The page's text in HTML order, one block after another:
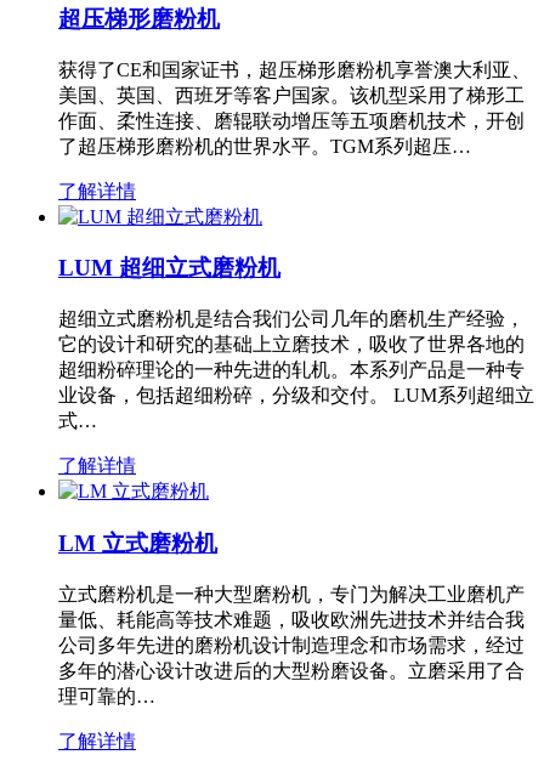
超压梯形磨粉机
获得了CE和国家证书，超压梯形磨粉机享誉澳大利亚、
美国、英国、西班牙等客户国家。该机型采用了梯形工
作面、柔性连接、磨辊联动增压等五项磨机技术，开创
了超压梯形磨粉机的世界水平。TGM系列超压…
了解详情
LUM 超细立式磨粉机
超细立式磨粉机是结合我们公司几年的磨机生产经验，
它的设计和研究的基础上立磨技术，吸收了世界各地的
超细粉碎理论的一种先进的轧机。本系列产品是一种专
业设备，包括超细粉碎，分级和交付。 LUM系列超细立
式…
了解详情
LM 立式磨粉机
立式磨粉机是一种大型磨粉机，专门为解决工业磨机产
量低、耗能高等技术难题，吸收欧洲先进技术并结合我
公司多年先进的磨粉机设计制造理念和市场需求，经过
多年的潜心设计改进后的大型粉磨设备。立磨采用了合
理可靠的…
了解详情